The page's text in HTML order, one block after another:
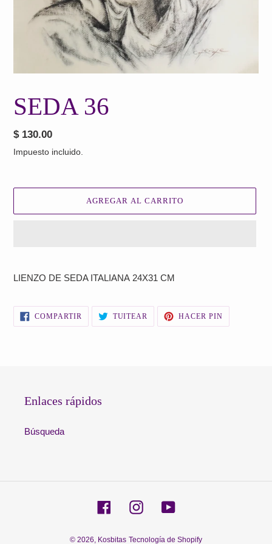
SEDA 36
Precio
habitual
$ 130.00
Impuesto incluido.
AGREGAR AL CARRITO
producto
tu
carrito
LIENZO DE SEDA ITALIANA 24X31 CM
COMPARTIR COMPARTIR
FACEBOOK
TUITEAR TUITEAR
TWITTER
HACER PINPINEAR
PINTEREST
Enlaces rápidos
Búsqueda
FacebookInstagramYouTube
© 2026, Kosbitas Tecnología de Shopify